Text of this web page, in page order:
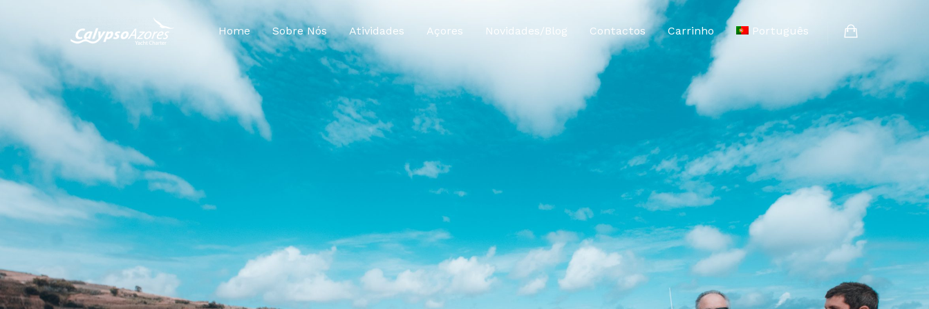
Home Sobre Nós Atividades Açores Novidades/Blog Contactos Carrinho Português